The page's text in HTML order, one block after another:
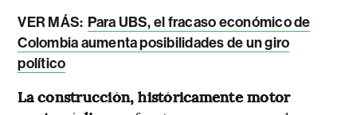
VER MÁS: Para UBS, el fracaso económico de
Colombia aumenta posibilidades de un giro
político
La construcción, históricamente motor